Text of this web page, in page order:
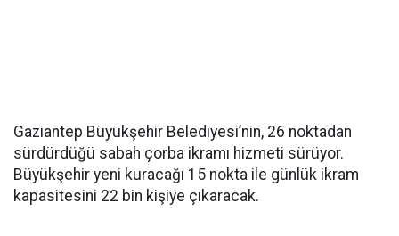
Gaziantep Büyükşehir Belediyesi’nin, 26 noktadan
sürdürdüğü sabah çorba ikramı hizmeti sürüyor.
Büyükşehir yeni kuracağı 15 nokta ile günlük ikram
kapasitesini 22 bin kişiye çıkaracak.